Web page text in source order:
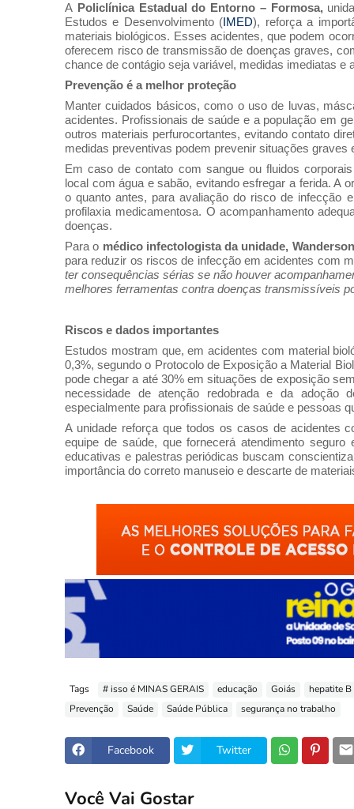
A Policlínica Estadual do Entorno – Formosa,
Estudos e Desenvolvimento (IMED), reforça a
materiais biológicos. Esses acidentes, que podem
oferecem risco de transmissão de doenças graves,
chance de contágio seja variável, medidas imediatas
Prevenção é a melhor proteção
Manter cuidados básicos, como o uso de luvas,
acidentes. Profissionais de saúde e a população em
outros materiais perfurocortantes, evitando contato
medidas preventivas podem prevenir situações graves
Em caso de contato com sangue ou fluidos
local com água e sabão, evitando esfregar a ferida. A
o quanto antes, para avaliação do risco de infecção
profilaxia medicamentosa. O acompanhamento
doenças.
Para o médico infectologista da unidade,
para reduzir os riscos de infecção em acidentes com
ter consequências sérias se não houver
melhores ferramentas contra doenças transmissíveis
Riscos e dados importantes
Estudos mostram que, em acidentes com material
0,3%, segundo o Protocolo de Exposição a Material
pode chegar a até 30% em situações de exposição
necessidade de atenção redobrada e da adoção
especialmente para profissionais de saúde e pessoas
A unidade reforça que todos os casos de acidentes
equipe de saúde, que fornecerá atendimento
educativas e palestras periódicas buscam
importância do correto manuseio e descarte de
Tags # isso é MINAS GERAIS educação Goiás
hepatite B
Prevenção
Saúde Saúde Pública segurança no trabalho
Facebook Twitter
Você Vai Gostar